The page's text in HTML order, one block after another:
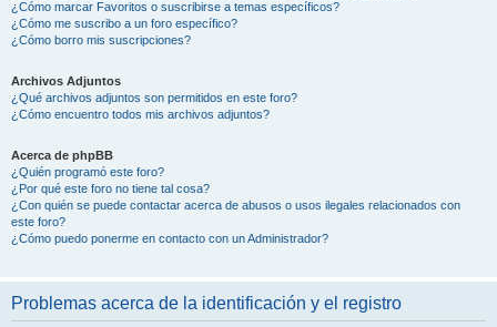
¿Cómo marcar Favoritos o suscribirse a temas específicos?
¿Cómo me suscribo a un foro específico?
¿Cómo borro mis suscripciones?
Archivos Adjuntos
¿Qué archivos adjuntos son permitidos en este foro?
¿Cómo encuentro todos mis archivos adjuntos?
Acerca de phpBB
¿Quién programó este foro?
¿Por qué este foro no tiene tal cosa?
¿Con quién se puede contactar acerca de abusos o usos ilegales relacionados con
este foro?
¿Cómo puedo ponerme en contacto con un Administrador?
Problemas acerca de la identificación y el registro